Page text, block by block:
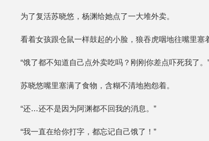
为了复活苏晓悠，杨渊给她点了一大堆外卖。
看着女孩跟仓鼠一样鼓起的小脸，狼吞虎咽地往嘴里塞
“饿了都不知道自己点外卖吃吗？刚刚你差点吓死我了。
苏晓悠嘴里塞满了食物，含糊不清地抱怨着。
“还…还不是因为阿渊都不回我的消息。”
“我一直在给你打字，都忘记自己饿了！”